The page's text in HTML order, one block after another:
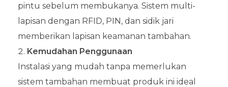
pintu sebelum membukanya. Sistem multi-
lapisan dengan RFID, PIN, dan sidik jari
memberikan lapisan keamanan tambahan.
Kemudahan Penggunaan
Instalasi yang mudah tanpa memerlukan
sistem tambahan membuat produk ini ideal